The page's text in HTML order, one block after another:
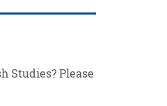
Studies? Please